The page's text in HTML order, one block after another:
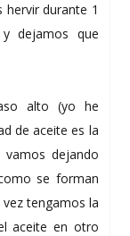
durante 1
dejamos que
alto (yo he
de aceite es la
dejando
se forman
tengamos la
aceite en otro